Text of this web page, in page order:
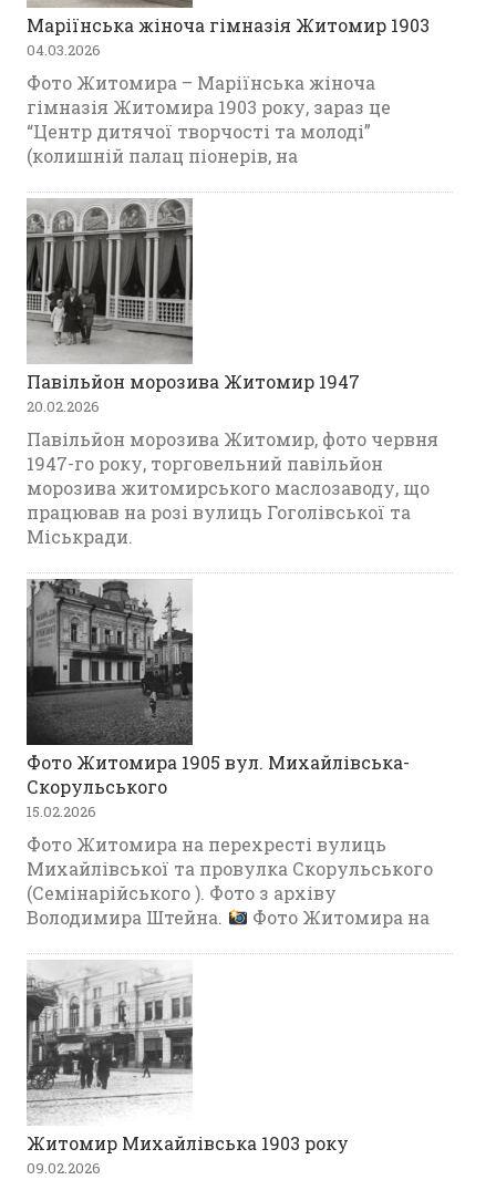
Маріїнська жіноча гімназія Житомир 1903
04.03.2026
Фото Житомира – Маріїнська жіноча
гімназія Житомира 1903 року, зараз це
“Центр дитячої творчості та молоді”
(колишній палац піонерів, на
Павільйон морозива Житомир 1947
20.02.2026
Павільйон морозива Житомир, фото червня
1947-го року, торговельний павільйон
морозива житомирського маслозаводу, що
працював на розі вулиць Гоголівської та
Міськради.
Фото Житомира 1905 вул. Михайлівська-
Скорульського
15.02.2026
Фото Житомира на перехресті вулиць
Михайлівської та провулка Скорульського
(Семінарійського ). Фото з архіву
Володимира Штейна.
Фото Житомира на
Житомир Михайлівська 1903 року
09.02.2026